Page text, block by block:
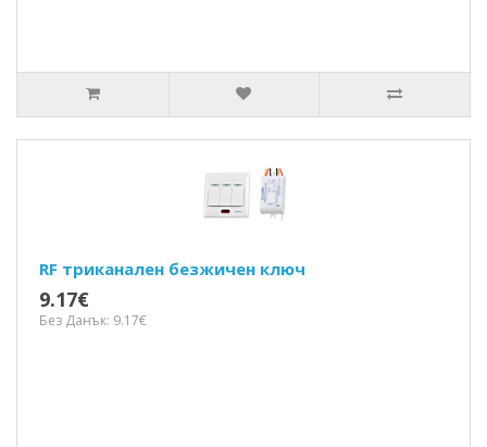
RF триканален безжичен ключ
9.17€
Без Данък: 9.17€